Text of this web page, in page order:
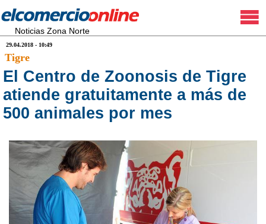
Noticias Zona Norte
29.04.2018 - 10:49
Tigre
El Centro de Zoonosis de Tigre
atiende gratuitamente a más de
500 animales por mes